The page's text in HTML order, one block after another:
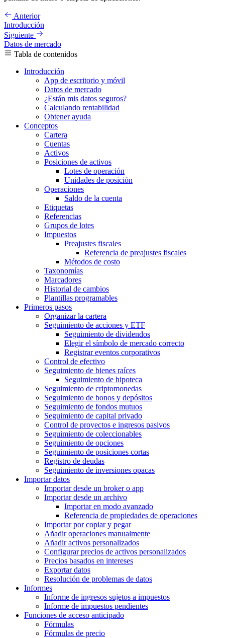
Anterior
Introducción
Siguiente
Datos de mercado
Tabla de contenidos
Introducción
App de escritorio y móvil
Datos de mercado
¿Están mis datos seguros?
Calculando rentabilidad
Obtener ayuda
Conceptos
Cartera
Cuentas
Activos
Posiciones de activos
Lotes de operación
Unidades de posición
Operaciones
Saldo de la cuenta
Etiquetas
Referencias
Grupos de lotes
Impuestos
Preajustes fiscales
Referencia de preajustes fiscales
Métodos de costo
Taxonomías
Marcadores
Historial de cambios
Plantillas programables
Primeros pasos
Organizar la cartera
Seguimiento de acciones y ETF
Seguimiento de dividendos
Elegir el símbolo de mercado correcto
Registrar eventos corporativos
Control de efectivo
Seguimiento de bienes raíces
Seguimiento de hipoteca
Seguimiento de criptomonedas
Seguimiento de bonos y depósitos
Seguimiento de fondos mutuos
Seguimiento de capital privado
Control de proyectos e ingresos pasivos
Seguimiento de coleccionables
Seguimiento de opciones
Seguimiento de posiciones cortas
Registro de deudas
Seguimiento de inversiones opacas
Importar datos
Importar desde un broker o app
Importar desde un archivo
Importar en modo avanzado
Referencia de propiedades de operaciones
Importar por copiar y pegar
Añadir operaciones manualmente
Añadir activos personalizados
Configurar precios de activos personalizados
Precios basados en intereses
Exportar datos
Resolución de problemas de datos
Informes
Informe de ingresos sujetos a impuestos
Informe de impuestos pendientes
Funciones de acceso anticipado
Fórmulas
Fórmulas de precio